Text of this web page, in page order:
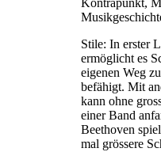
Kontrapunkt,
Stile: In erster
ermöglicht es
eigenen Weg
befähigt. Mit
kann ohne
einer Band
Beethoven
mal grössere